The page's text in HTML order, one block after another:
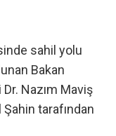
sahil yolu
Bakan
Nazım Maviş
tarafından